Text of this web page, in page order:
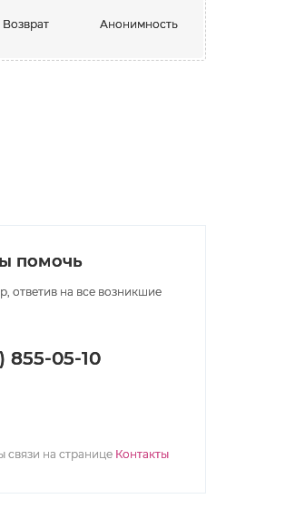
Возврат Анонимность
помочь
ответив на все возникшие
855-05-10
связи на странице Контакты